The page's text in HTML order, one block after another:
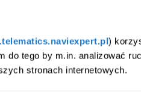
)
do tego by m.in. analizować
stronach internetowych.
telemetrycznych
kosztów) czy
floty – pokazuje, ile średnio